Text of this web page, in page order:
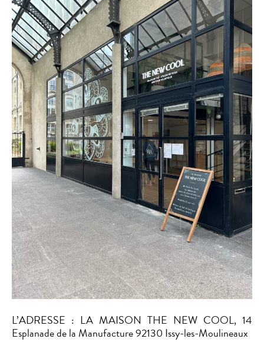
L’ADRESSE : LA MAISON THE NEW COOL, 14
Esplanade de la Manufacture 92130 Issy-les-Moulineaux